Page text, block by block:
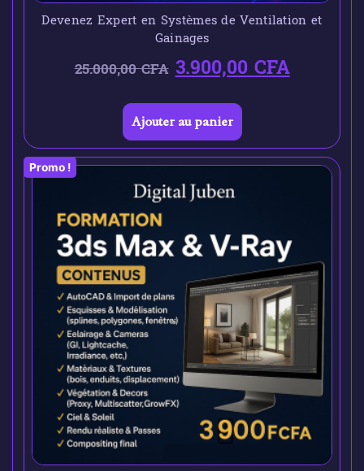
Devenez Expert en Systèmes de Ventilation et
Gainages
25.000,00CFA 3.900,00CFA
Ajouter au panier
Promo !